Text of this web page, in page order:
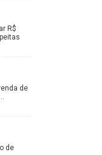
R$
de
de